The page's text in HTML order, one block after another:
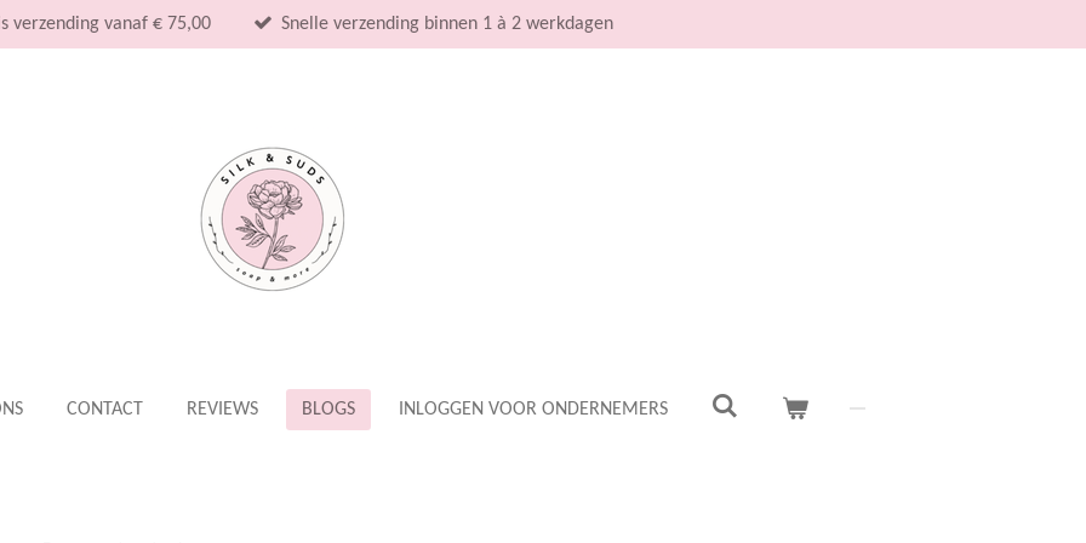
verzending vanaf € 75,00 Snelle verzending binnen 1 à 2 werkdagen
CONTACT REVIEWS BLOGS INLOGGEN VOOR ONDERNEMERS